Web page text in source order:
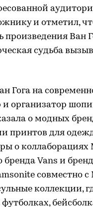
и отметил,
произведения Ван
судьба
Гога на
и организатор
о модных
принтов для
о коллаборациях
Vans и
совместно с
коллекции,